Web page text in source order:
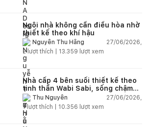
Ngôi nhà không cần điều hòa nhờ
thiết kế theo khí hậu
Nguyễn Thu Hằng
27/06/2026,
2lượt thích | 13.359 lượt xem
Nhà cấp 4 bên suối thiết kế theo
tinh thần Wabi Sabi, sống chậm
giữa thiên nhiên
Thu Nguyễn
27/06/2026,
1lượt thích | 10.356 lượt xem